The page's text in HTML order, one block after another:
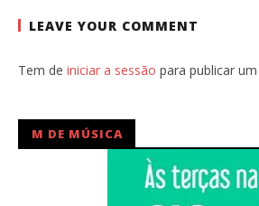
LEAVE YOUR COMMENT
Tem de iniciar a sessão para publicar
M DE MÚSICA